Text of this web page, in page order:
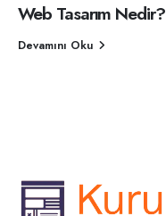
Web Tasarım Nedir?
Devamını Oku